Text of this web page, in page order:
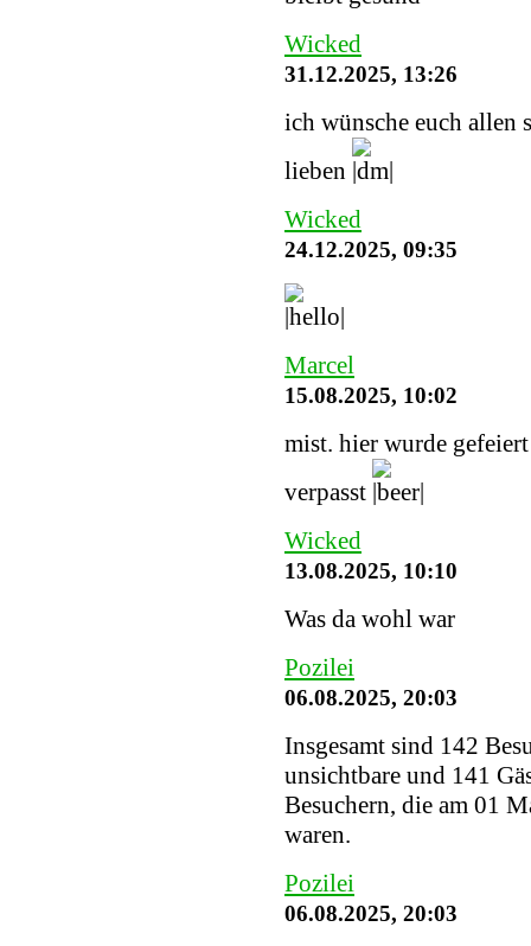
Wicked
31.12.2025, 13:26
ich wünsche euch allen
lieben
Wicked
24.12.2025, 09:35
Marcel
15.08.2025, 10:02
mist. hier wurde
verpasst
Wicked
13.08.2025, 10:10
Was da wohl war
Pozilei
06.08.2025, 20:03
Insgesamt sind 142
unsichtbare und 141
Besuchern, die am 01
waren.
Pozilei
06.08.2025, 20:03